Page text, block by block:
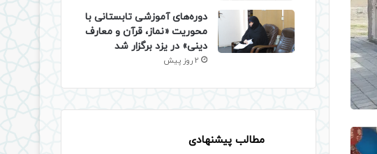
دوره‌های آموزشی تابستانی با
محوریت «نماز، قرآن و معارف
دینی» در یزد برگزار شد
2 روز پیش
مطالب پیشنهادی